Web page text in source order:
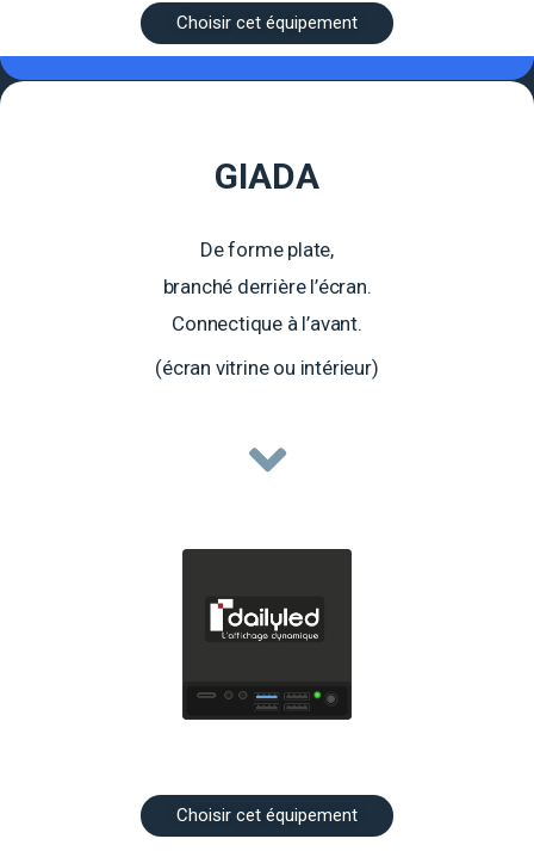
Choisir cet équipement
GIADA
De forme plate,
branché derrière l’écran.
Connectique à l’avant.
(écran vitrine ou intérieur)
Choisir cet équipement